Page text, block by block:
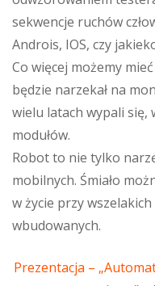
sekwencje ruchów
Androis, IOS, czy
Co więcej możemy
będzie narzekał na
wielu latach wypali się,
modułów.
Robot to nie tylko
mobilnych. Śmiało
w życie przy
wbudowanych.
Prezentacja –